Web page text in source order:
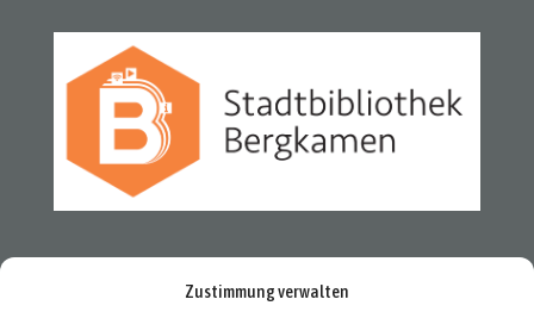
Zustimmung verwalten